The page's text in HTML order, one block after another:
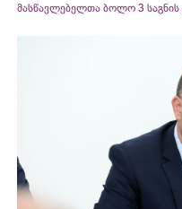
მასწავლებელთა ბოლო 3 საგნის